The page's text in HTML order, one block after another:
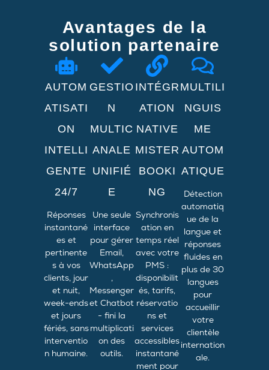
Avantages de la
solution partenaire
AUTOM
ATISATI
ON
INTELLI
GENTE
24/7
Réponses
instantané
es et
pertinente
s à vos
clients, jour
et nuit,
week-ends
et jours
fériés, sans
interventio
n humaine.
GESTIO
N
MULTIC
ANALE
UNIFIÉ
E
Une seule
interface
pour gérer
Email,
WhatsApp
,
Messenger
et Chatbot
- fini la
multiplicati
on des
outils.
INTÉGR
ATION
NATIVE
MISTER
BOOKI
NG
Synchronis
ation en
temps réel
avec votre
PMS :
disponibilit
és, tarifs,
réservatio
ns et
services
accessibles
instantané
ment pour
MULTILI
NGUIS
ME
AUTOM
ATIQUE
Détection
automatiq
ue de la
langue et
réponses
fluides en
plus de 30
langues
pour
accueillir
votre
clientèle
internation
ale.